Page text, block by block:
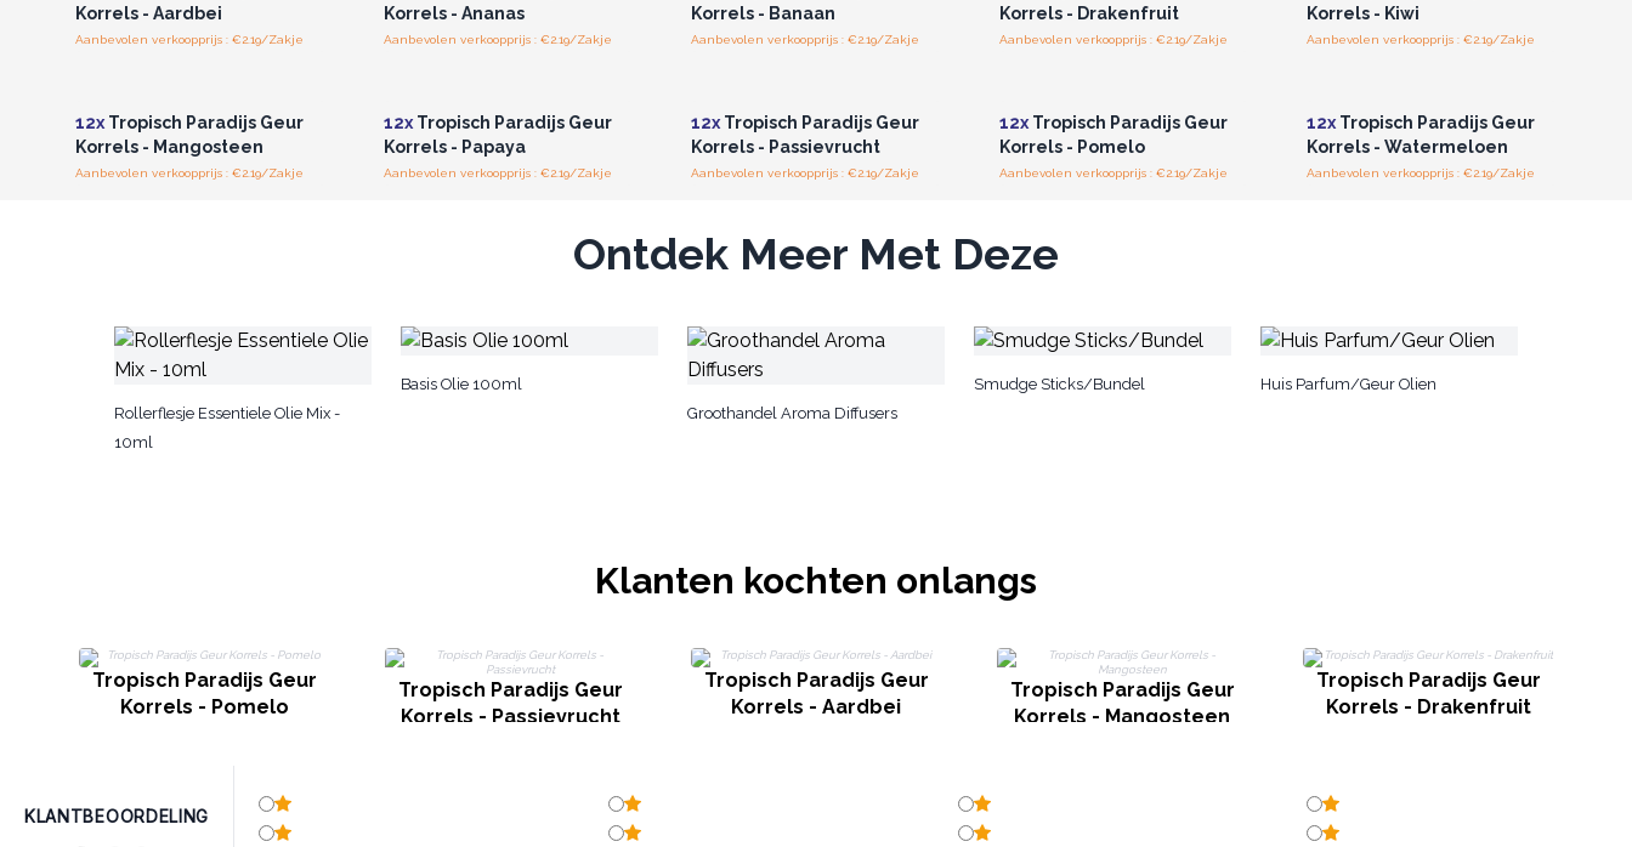
Korrels - Aardbei
Aanbevolen verkoopprijs : €2.19/Zakje
Korrels - Ananas
Aanbevolen verkoopprijs : €2.19/Zakje
Korrels - Banaan
Aanbevolen verkoopprijs : €2.19/Zakje
Korrels - Drakenfruit
Aanbevolen verkoopprijs : €2.19/Zakje
Korrels - Kiwi
Aanbevolen verkoopprijs : €2.19/Zakje
12x Tropisch Paradijs Geur
Korrels - Mangosteen
Aanbevolen verkoopprijs : €2.19/Zakje
12xTropisch Paradijs Geur
Korrels - Papaya
Aanbevolen verkoopprijs : €2.19/Zakje
12x Tropisch Paradijs Geur
Korrels - Passievrucht
Aanbevolen verkoopprijs : €2.19/Zakje
12xTropisch Paradijs Geur
Korrels - Pomelo
Aanbevolen verkoopprijs : €2.19/Zakje
12x Tropisch Paradijs Geur
Korrels - Watermeloen
Aanbevolen verkoopprijs : €2.19/Zakje
Ontdek Meer Met Deze
Rollerflesje Essentiele Olie Mix -
10ml
Basis Olie 100ml
Groothandel Aroma Diffusers
Smudge Sticks/Bundel Huis Parfum/Geur Olien
Klanten kochten onlangs
Tropisch Paradijs Geur
Korrels - Pomelo
Tropisch Paradijs Geur
Korrels - Passievrucht
Tropisch Paradijs Geur
Korrels - Aardbei
Tropisch Paradijs Geur
Korrels - Mangosteen
Tropisch Paradijs Geur
Korrels - Drakenfruit
KLANTBEOORDELING